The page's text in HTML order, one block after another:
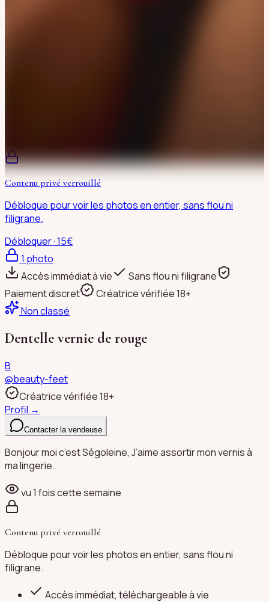
Contenu privé verrouillé
Débloque pour voir les photos en entier, sans flou ni
filigrane.
Débloquer · 15€
1 photo
Accès immédiat à vie
Sans flou ni filigrane
Paiement discret
Créatrice vérifiée 18+
Non classé
Dentelle vernie de rouge
B
@beauty-feet
Créatrice vérifiée 18+
Profil →
Contacter la vendeuse
Bonjour moi c’est Ségoleine, J’aime assortir mon vernis à
ma lingerie.
vu1 fois cette semaine
Contenu privé verrouillé
Débloque pour voir les photos en entier, sans flou ni
filigrane.
Accès immédiat, téléchargeable à vie